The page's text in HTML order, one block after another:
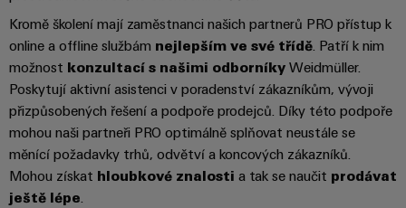
dopravě
služba
Sestavené
nosné
lišty
Upravené
a
vybavené
Kromě školení mají zaměstnanci našich partnerů PRO přístup k
online a offline službám nejlepším ve své třídě. Patří k nim
možnost konzultací s našimi odborníky Weidmüller.
Poskytují aktivní asistenci v poradenství zákazníkům, vývoji
přizpůsobených řešení a podpoře prodejců. Díky této podpoře
mohou naši partneři PRO optimálně splňovat neustále se
měnící požadavky trhů, odvětví a koncových zákazníků.
Mohou získat hloubkové znalosti a tak se naučit prodávat
ještě lépe.